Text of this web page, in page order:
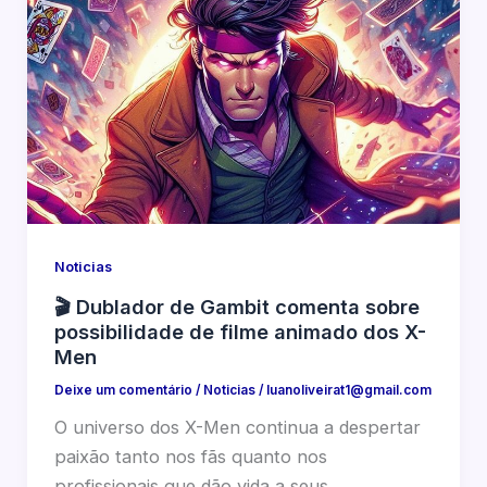
Noticias
🎬 Dublador de Gambit comenta sobre
possibilidade de filme animado dos X-
Men
Deixe um comentário / Noticias/ luanoliveirat1@gmail.com
O universo dos X-Men continua a despertar
paixão tanto nos fãs quanto nos